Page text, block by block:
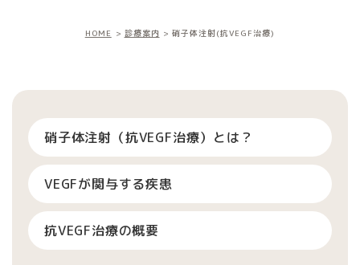
HOME 診療案内 硝子体注射(抗VEGF治療)
硝子体注射（抗VEGF治療）とは？
VEGFが関与する疾患
抗VEGF治療の概要